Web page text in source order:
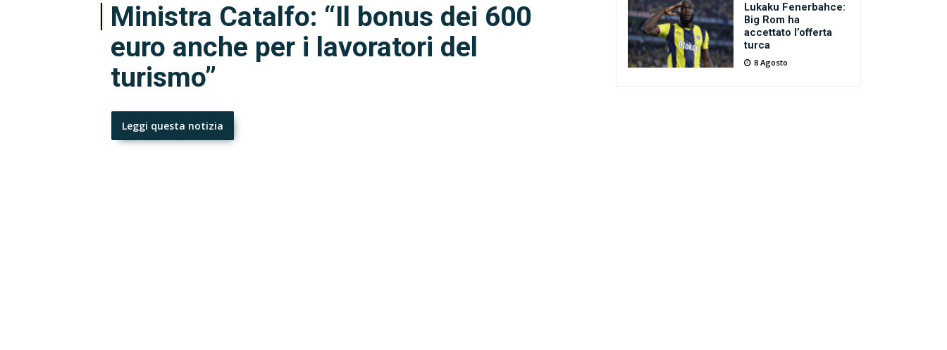
Ministra Catalfo: “Il bonus dei 600
euro anche per i lavoratori del
turismo”
Leggi questa notizia
Lukaku Fenerbahce:
Big Rom ha
accettato l’offerta
turca
8 Agosto